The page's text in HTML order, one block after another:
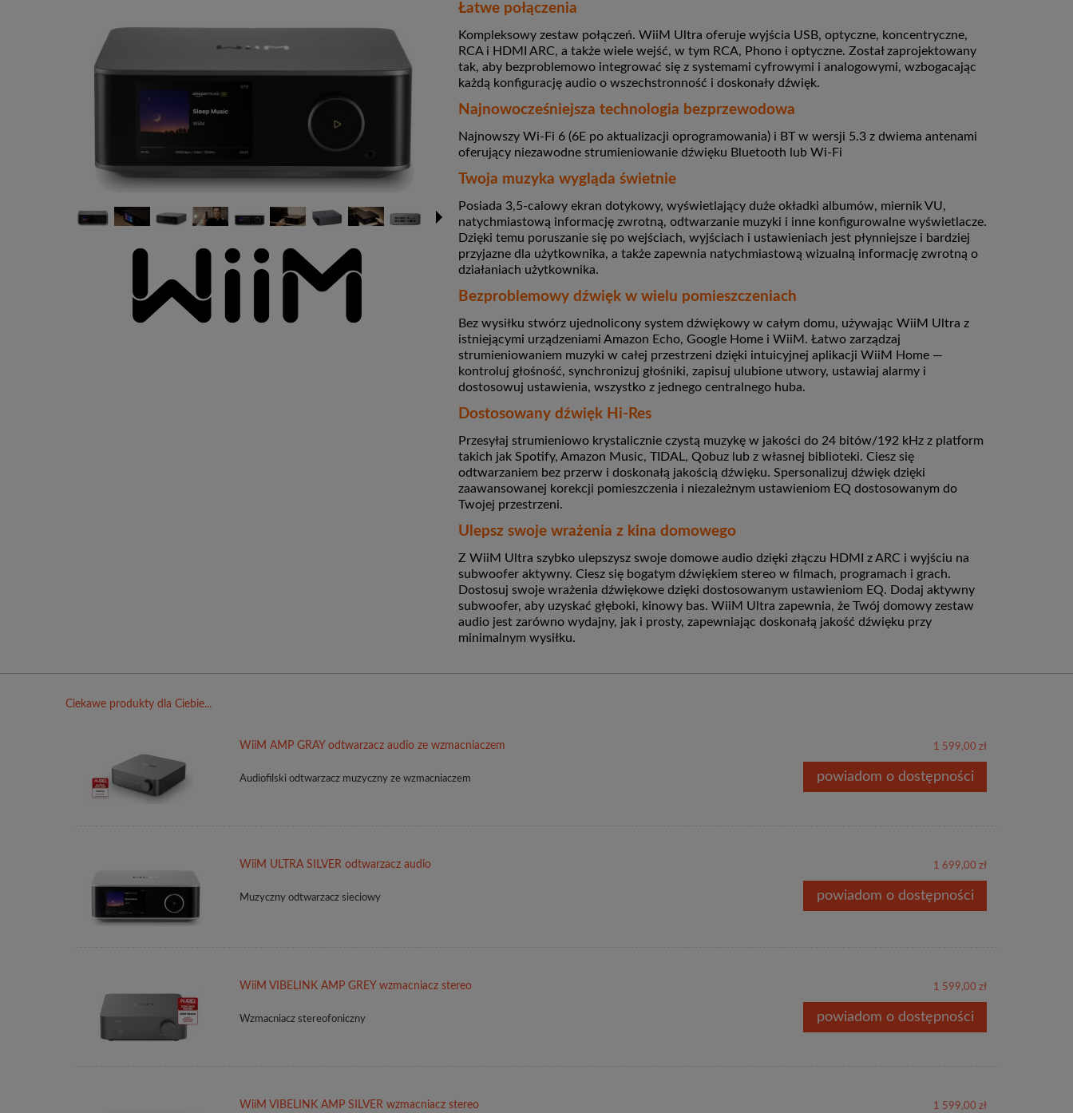
Łatwe połączenia
Kompleksowy zestaw połączeń. WiiM Ultra oferuje wyjścia USB, optyczne, koncentryczne,
RCA i HDMI ARC, a także wiele wejść, w tym RCA, Phono i optyczne. Został zaprojektowany
tak, aby bezproblemowo integrować się z systemami cyfrowymi i analogowymi, wzbogacając
każdą konfigurację audio o wszechstronność i doskonały dźwięk.
Najnowocześniejsza technologia bezprzewodowa
Najnowszy Wi-Fi 6 (6E po aktualizacji oprogramowania) i BT w wersji 5.3 z dwiema antenami
oferujący niezawodne strumieniowanie dźwięku Bluetooth lub Wi-Fi
Twoja muzyka wygląda świetnie
Posiada 3,5-calowy ekran dotykowy, wyświetlający duże okładki albumów, miernik VU,
natychmiastową informację zwrotną, odtwarzanie muzyki i inne konfigurowalne wyświetlacze.
Dzięki temu poruszanie się po wejściach, wyjściach i ustawieniach jest płynniejsze i bardziej
przyjazne dla użytkownika, a także zapewnia natychmiastową wizualną informację zwrotną o
działaniach użytkownika.
Bezproblemowy dźwięk w wielu pomieszczeniach
Bez wysiłku stwórz ujednolicony system dźwiękowy w całym domu, używając WiiM Ultra z
istniejącymi urządzeniami Amazon Echo, Google Home i WiiM. Łatwo zarządzaj
strumieniowaniem muzyki w całej przestrzeni dzięki intuicyjnej aplikacji WiiM Home —
kontroluj głośność, synchronizuj głośniki, zapisuj ulubione utwory, ustawiaj alarmy i
dostosowuj ustawienia, wszystko z jednego centralnego huba.
Dostosowany dźwięk Hi-Res
Przesyłaj strumieniowo krystalicznie czystą muzykę w jakości do 24 bitów/192 kHz z platform
takich jak Spotify, Amazon Music, TIDAL, Qobuz lub z własnej biblioteki. Ciesz się
odtwarzaniem bez przerw i doskonałą jakością dźwięku. Spersonalizuj dźwięk dzięki
zaawansowanej korekcji pomieszczenia i niezależnym ustawieniom EQ dostosowanym do
Twojej przestrzeni.
Ulepsz swoje wrażenia z kina domowego
Z WiiM Ultra szybko ulepszysz swoje domowe audio dzięki złączu HDMI z ARC i wyjściu na
subwoofer aktywny. Ciesz się bogatym dźwiękiem stereo w filmach, programach i grach.
Dostosuj swoje wrażenia dźwiękowe dzięki dostosowanym ustawieniom EQ. Dodaj aktywny
subwoofer, aby uzyskać głęboki, kinowy bas. WiiM Ultra zapewnia, że Twój domowy zestaw
audio jest zarówno wydajny, jak i prosty, zapewniając doskonałą jakość dźwięku przy
minimalnym wysiłku.
Ciekawe produkty dla Ciebie...
WiiM AMP GRAY odtwarzacz audio ze wzmacniaczem
Audiofilski odtwarzacz muzyczny ze wzmacniaczem
1 599,00 zł
powiadom o dostępności
WiiM ULTRA SILVER odtwarzacz audio
Muzyczny odtwarzacz sieciowy
1 699,00 zł
powiadom o dostępności
WiiM VIBELINK AMP GREY wzmacniacz stereo
Wzmacniacz stereofoniczny
1 599,00 zł
powiadom o dostępności
WiiM VIBELINK AMP SILVER wzmacniacz stereo 1 599,00 zł